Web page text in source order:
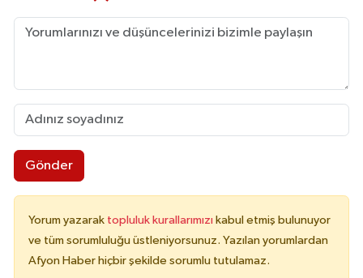
Gönder
Yorum yazarak topluluk kurallarımızı kabul etmiş bulunuyor
ve tüm sorumluluğu üstleniyorsunuz. Yazılan yorumlardan
Afyon Haber hiçbir şekilde sorumlu tutulamaz.